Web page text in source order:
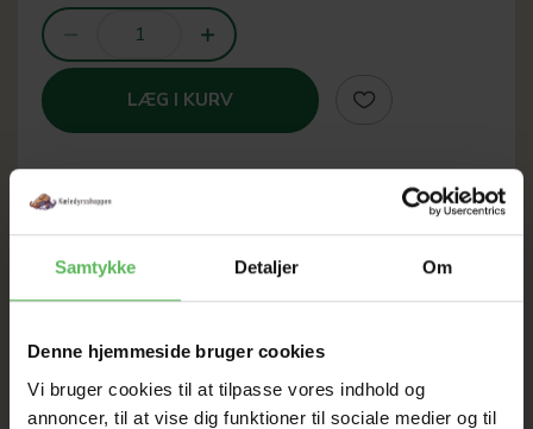
Samtykke Detaljer Om
Denne hjemmeside bruger cookies
Vi bruger cookies til at tilpasse vores indhold og
annoncer, til at vise dig funktioner til sociale medier og til
LÆG I KURV
SOMMER
UDSALG
TIL D. 22 AUGUST